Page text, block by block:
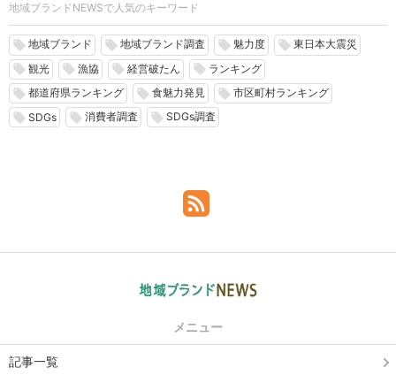
地域ブランドNEWSで人気のキーワード
local_offer 地域ブランド local_offer 地域ブランド調査 local_offer 魅力度 local_offer 東日本大震災
local_offer 観光 local_offer 漁協 local_offer 経営破たん local_offer ランキング
local_offer 都道府県ランキング local_offer 食魅力発見 local_offer 市区町村ランキング
local_offer SDGs local_offer 消費者調査 local_offer SDGs調査
メニュー
記事一覧